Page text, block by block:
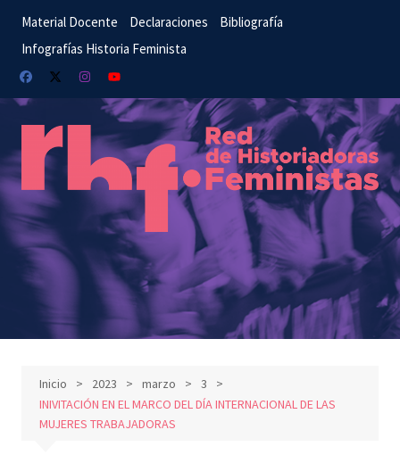
Material Docente Declaraciones
Bibliografía
Infografías Historia Feminista
Inicio 2023 marzo
3
INIVITACIÓN EN EL MARCO DEL DÍA INTERNACIONAL DE LAS
MUJERES TRABAJADORAS